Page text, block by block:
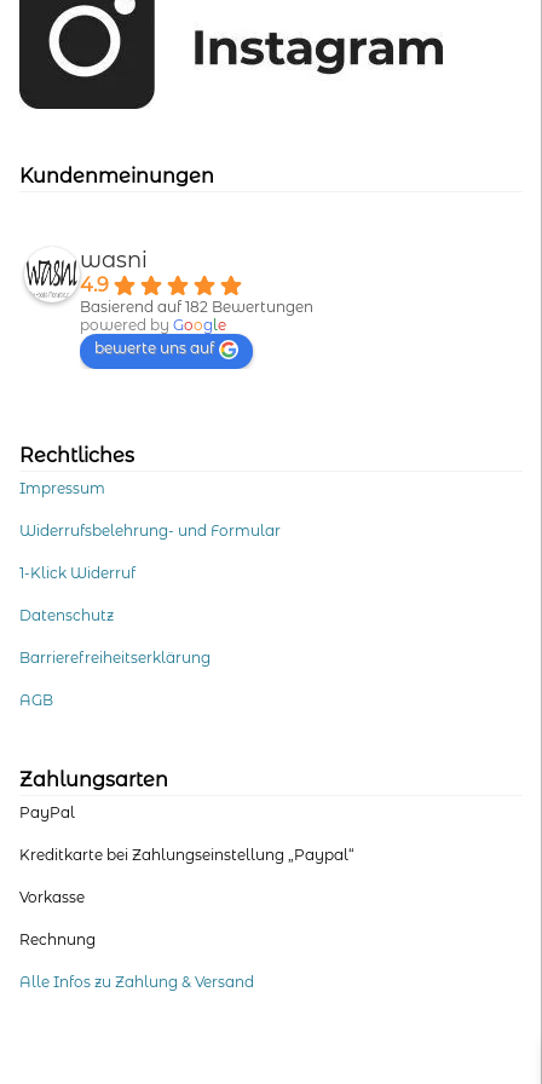
Kundenmeinungen
wasni
4.9
Basierend auf 182 Bewertungen
powered by Goog le
bewerte uns auf
Rechtliches
Impressum
Widerrufsbelehrung- und Formular
1-Klick Widerruf
Datenschutz
Barrierefreiheitserklärung
AGB
Zahlungsarten
PayPal
Kreditkarte bei Zahlungseinstellung „Paypal“
Vorkasse
Rechnung
Alle Infos zu Zahlung & Versand